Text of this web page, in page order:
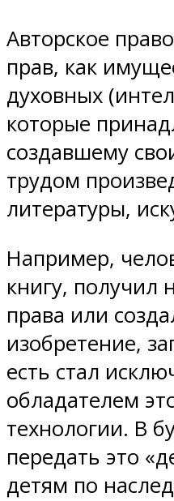
Авторское
прав, как
духовных
которые
создавшему
трудом
литературы,
Например,
книгу, получил
права или
изобретение,
есть стал
обладателем
технологии. В
передать это
детям по